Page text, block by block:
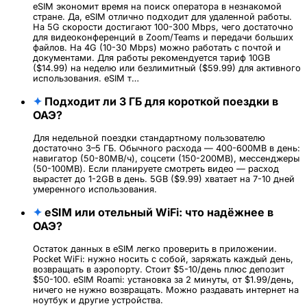
eSIM экономит время на поиск оператора в незнакомой
стране. Да, eSIM отлично подходит для удаленной работы.
На 5G скорости достигают 100-300 Mbps, чего достаточно
для видеоконференций в Zoom/Teams и передачи больших
файлов. На 4G (10-30 Mbps) можно работать с почтой и
документами. Для работы рекомендуется тариф 10GB
($14.99) на неделю или безлимитный ($59.99) для активного
использования. eSIM т…
✦ Подходит ли 3 ГБ для короткой поездки в
ОАЭ?
Для недельной поездки стандартному пользователю
достаточно 3–5 ГБ. Обычного расхода — 400-600MB в день:
навигатор (50-80MB/ч), соцсети (150-200MB), мессенджеры
(50-100MB). Если планируете смотреть видео — расход
вырастет до 1-2GB в день. 5GB ($9.99) хватает на 7-10 дней
умеренного использования.
✦ eSIM или отельный WiFi: что надёжнее в
ОАЭ?
Остаток данных в eSIM легко проверить в приложении.
Pocket WiFi: нужно носить с собой, заряжать каждый день,
возвращать в аэропорту. Стоит $5-10/день плюс депозит
$50-100. eSIM Roami: установка за 2 минуты, от $1.99/день,
ничего не нужно возвращать. Можно раздавать интернет на
ноутбук и другие устройства.